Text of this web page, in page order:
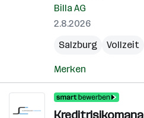
Billa AG
2.8.2026
Salzburg
Vollzeit
Merken